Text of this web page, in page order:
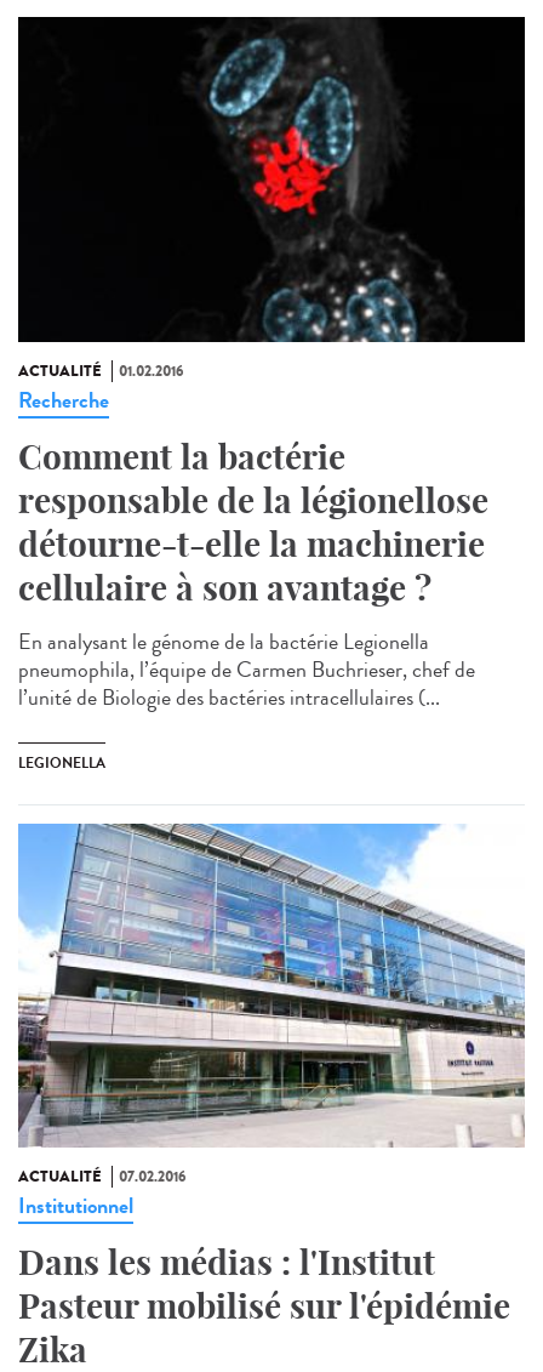
ACTUALITÉ 01.02.2016
Recherche
Comment la bactérie
responsable de la légionellose
détourne-t-elle la machinerie
cellulaire à son avantage ?
En analysant le génome de la bactérie Legionella
pneumophila, l’équipe de Carmen Buchrieser, chef de
l’unité de Biologie des bactéries intracellulaires (...
LEGIONELLA
ACTUALITÉ 07.02.2016
Institutionnel
Dans les médias : l'Institut
Pasteur mobilisé sur l'épidémie
Zika